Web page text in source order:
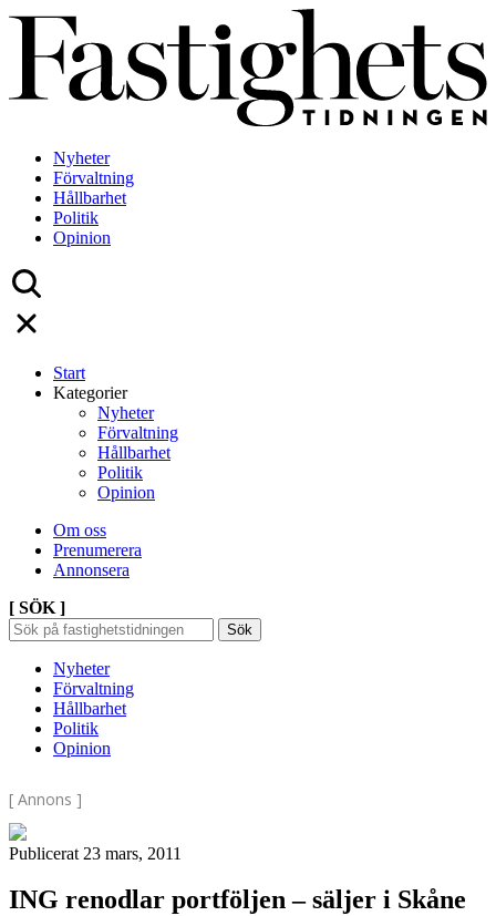
Skip
content
Nyheter
Förvaltning
Hållbarhet
Politik
Opinion
Start
Kategorier
Nyheter
Förvaltning
Hållbarhet
Politik
Opinion
Om oss
Prenumerera
Annonsera
[ SÖK ]
Sök
efter:
Sök
Sök
Nyheter
Förvaltning
Hållbarhet
Politik
Opinion
[ Annons ]
Publicerat 23 mars, 2011
ING renodlar portföljen – säljer i Skåne